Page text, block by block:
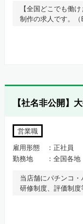
【全国どこでも働
制作の求人です。（
【社名非公開】
営業職
雇用形態
正社員
勤務地
全国各地
当店舗にパチンコ
研修制度、評価制度